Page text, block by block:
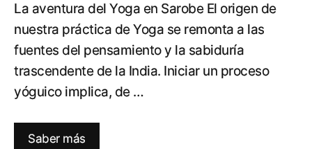
La aventura del Yoga en Sarobe El origen de
nuestra práctica de Yoga se remonta a las
fuentes del pensamiento y la sabiduría
trascendente de la India. Iniciar un proceso
yóguico implica, de …
Saber más